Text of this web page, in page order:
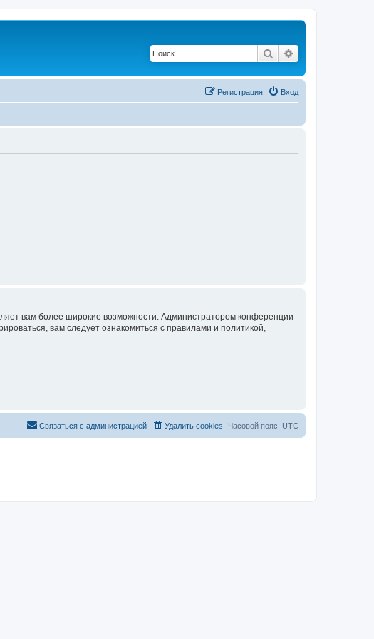
Поиск
Вход
Регистрация
вам более широкие возможности. Администратором конференции
вам следует ознакомиться с правилами и политикой,
Часовой пояс: UTC
Удалить cookies
Связаться с администрацией